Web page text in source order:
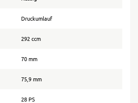
Druckumlauf
292 ccm
70 mm
75,9 mm
28 PS